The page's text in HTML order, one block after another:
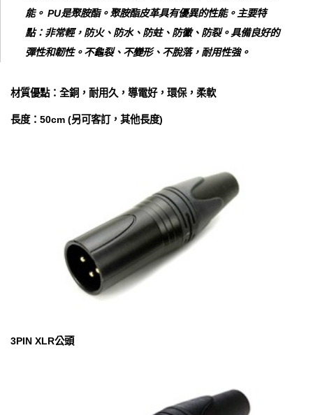
能。 PU是聚胺酯。聚胺酯皮革具有優異的性能。主要特
點：非常輕，防火、防水、防蛀、防黴、防裂。具備良好的
彈性和韌性。不龜裂、不變形、不脫落，耐用性強。
材質優點：全銅，耐用久，導電好，環保，柔軟
長度：50cm (另可客訂，其他長度)
3PIN XLR公頭